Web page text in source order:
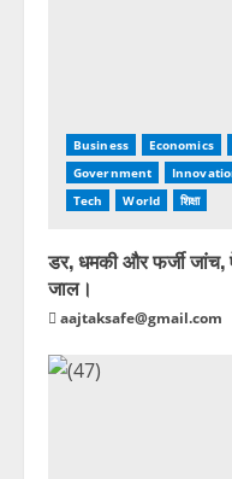
Business Economics
Government
Tech
World शिक्षा
डर, धमकी और फर्जी
जाल।
aajtaksafe@gmail.com